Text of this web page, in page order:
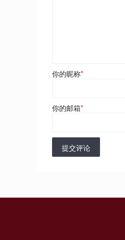
你的昵称*
你的邮箱*
提交评论